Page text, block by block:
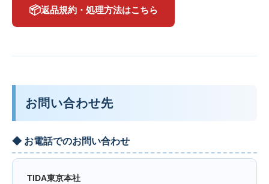
📦返品規約・処理方法はこちら
お問い合わせ先
◆ お電話でのお問い合わせ
TIDA東京本社